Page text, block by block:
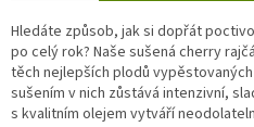
Hledáte způsob, jak si dopřát
po celý rok? Naše sušená cherry
těch nejlepších plodů
sušením v nich zůstává intenzivní,
s kvalitním olejem vytváří